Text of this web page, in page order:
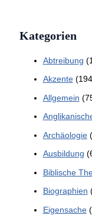
Kategorien
Abtreibung
Akzente
Allgemein
Archäologie
Ausbildung
Biblische
Biographien
Eigensache